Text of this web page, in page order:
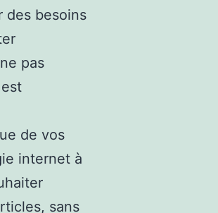
des besoins
pas
de vos
internet à
sans